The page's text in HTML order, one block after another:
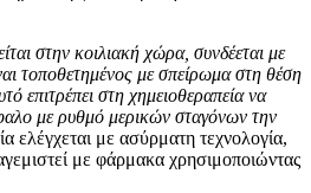
στην κοιλιακή χώρα, συνδέεται με
τοποθετημένος με σπείρωμα στη θέση
επιτρέπει στη χημειοθεραπεία να
με ρυθμό μερικών σταγόνων την
ελέγχεται με ασύρματη τεχνολογία,
με φάρμακα χρησιμοποιώντας